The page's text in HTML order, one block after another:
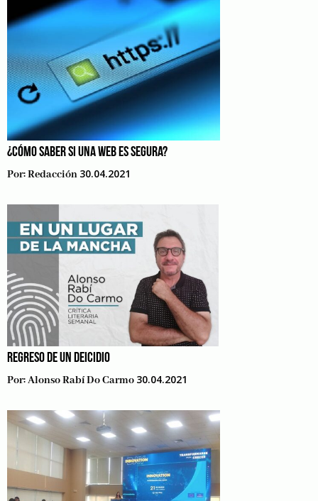
¿CÓMO SABER SI UNA WEB ES SEGURA?
Por:Redacción 30.04.2021
REGRESO DE UN DEICIDIO
Por:Alonso Rabí Do Carmo 30.04.2021